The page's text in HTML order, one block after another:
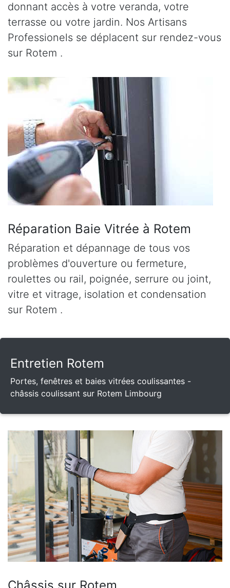
donnant accès à votre veranda, votre
terrasse ou votre jardin. Nos Artisans
Professionels se déplacent sur rendez-vous
sur Rotem .
Réparation Baie Vitrée à Rotem
Réparation et dépannage de tous vos
problèmes d'ouverture ou fermeture,
roulettes ou rail, poignée, serrure ou joint,
vitre et vitrage, isolation et condensation
sur Rotem .
Entretien Rotem
Portes, fenêtres et baies vitrées coulissantes -
châssis coulissant sur Rotem Limbourg